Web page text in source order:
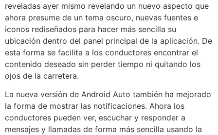
reveladas ayer mismo revelando un nuevo aspecto que
ahora presume de un tema oscuro, nuevas fuentes e
iconos rediseñados para hacer más sencilla su
ubicación dentro del panel principal de la aplicación. De
esta forma se facilita a los conductores encontrar el
contenido deseado sin perder tiempo ni quitando los
ojos de la carretera.
La nueva versión de Android Auto también ha mejorado
la forma de mostrar las notificaciones. Ahora los
conductores pueden ver, escuchar y responder a
mensajes y llamadas de forma más sencilla usando la